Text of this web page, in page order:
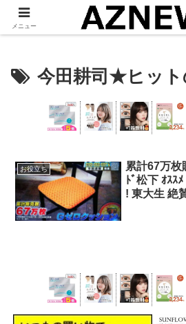
「 見たい・役立つ・面白い 」
今田耕司★ヒット
お役立ち
累計67万枚
ﾄﾞ松下 ｵｽｽ
! 東大生 絶
メニュー